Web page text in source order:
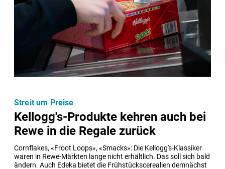
Kellogg's-Produkte kehren auch bei
Rewe in die Regale zurück
Cornflakes, «Froot Loops», «Smacks»: Die Kellogg's-Klassiker
waren in Rewe-Märkten lange nicht erhältlich. Das soll sich bald
ändern. Auch Edeka bietet die Frühstückscerealien demnächst
Streit um Preise